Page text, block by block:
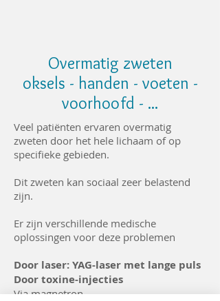
Overmatig zweten
oksels - handen - voeten -
voorhoofd - ...
Veel patiënten ervaren overmatig
zweten door het hele lichaam of op
specifieke gebieden.
Dit zweten kan sociaal zeer belastend
zijn.
Er zijn verschillende medische
oplossingen voor deze problemen
Door laser: YAG-laser met lange puls
Door toxine-injecties
Via magnetron